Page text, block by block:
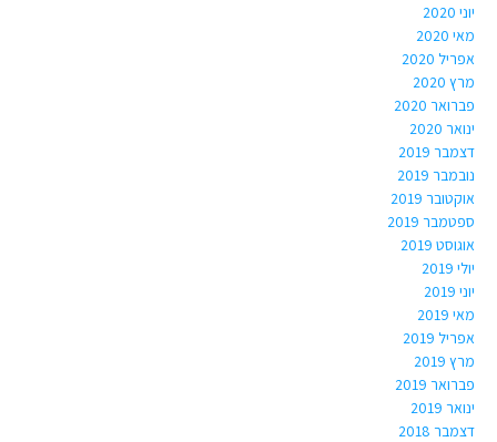
יוני 2020
מאי 2020
אפריל 2020
מרץ 2020
פברואר 2020
ינואר 2020
דצמבר 2019
נובמבר 2019
אוקטובר 2019
ספטמבר 2019
אוגוסט 2019
יולי 2019
יוני 2019
מאי 2019
אפריל 2019
מרץ 2019
פברואר 2019
ינואר 2019
דצמבר 2018